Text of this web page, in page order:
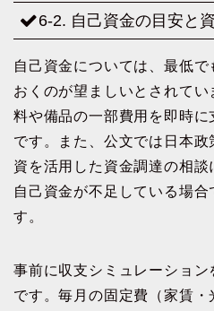
6-2. 自己資金の目安と
自己資金については、最低
おくのが望ましいとされて
料や備品の一部費用を即時
です。また、公文では日本
資を活用した資金調達の相談
自己資金が不足している場
す。
事前に収支シミュレーショ
です。毎月の固定費（家賃